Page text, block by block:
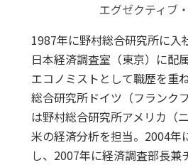
エグゼクティブ
1987年に野村総合研究所に入
日本経済調査室（東京）に配
エコノミストとして職歴を重
総合研究所ドイツ（フランク
は野村総合研究所アメリカ（
米の経済分析を担当。2004年
し、2007年に経済調査部長兼